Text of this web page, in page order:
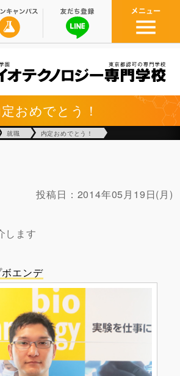
おめでとう！
就職 内定おめでとう！
投稿日： 2014年05月19日(月)
します
エンデ